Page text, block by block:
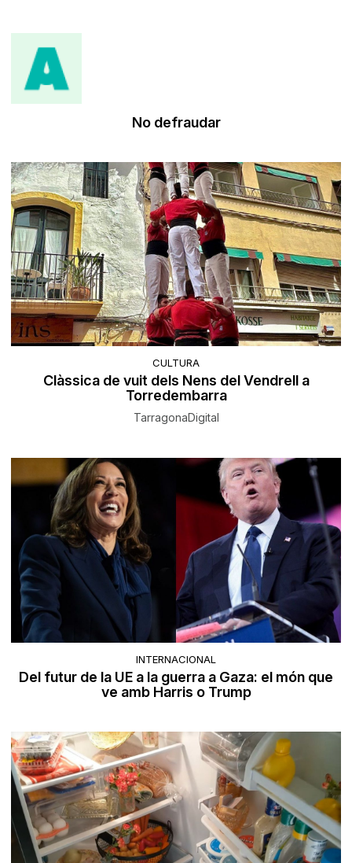
No defraudar
CULTURA
Clàssica de vuit dels Nens del Vendrell a
Torredembarra
TarragonaDigital
INTERNACIONAL
Del futur de la UE a la guerra a Gaza: el món que
ve amb Harris o Trump